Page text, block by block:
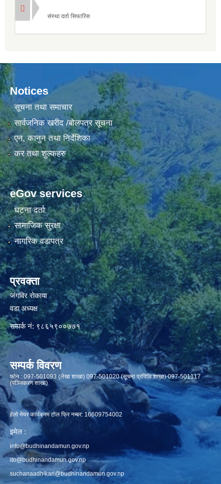
संस्था दर्ता सिफारिस
Notices
सूचना तथा समाचार
सार्वजनिक खरीद /बोलपत्र सूचना
एन, कानुन तथा निर्देशिका
कर तथा शुल्कहरु
eGov services
घटना दर्ता
सामाजिक सुरक्षा
नागरिक वडापत्र
प्रवक्ता
जंगविर रोकाया
वडा अध्यक्ष
सम्पर्क नं: ९८६५९००७७१
सम्पर्क विवरण
फाेन : 097-501093 (लेखा शाखा) 097-501020 (सूचना प्रविधि शाखा) 097-501117
(पञ्जिकरण शाखा)
हेलो मेयर कार्यक्रम टोल फ्रि नम्बर: 16609754002
इमेल :
info@budhinandamun.gov.np
ito@budhinandamun.gov.np
suchanaadhikari@budhinandamun.gov.np